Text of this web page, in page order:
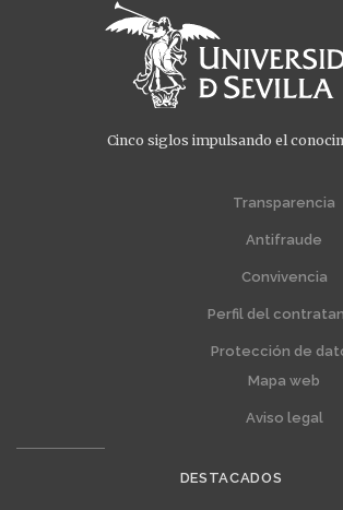
Cinco siglos impulsando el
Transparencia
Antifraude
Convivencia
Perfil del
Protección de
Mapa web
Aviso legal
DESTACADOS